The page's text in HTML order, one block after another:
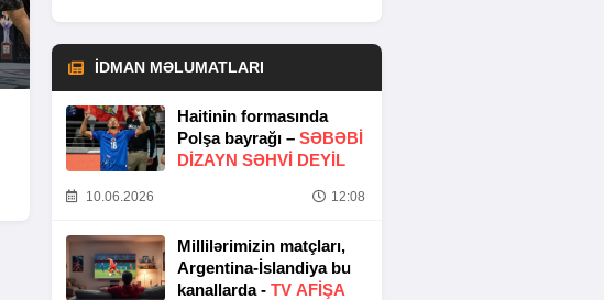
İDMAN MƏLUMATLARI
Haitinin formasında
Polşa bayrağı – SƏBƏBI
DIZAYN SƏHVI DEYIL
10.06.2026 12:08
Millilərimizin matçları,
Argentina-İslandiya bu
kanallarda - TV AFİŞA